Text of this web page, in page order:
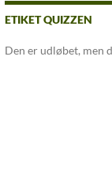
ETIKET QUIZZEN
Den er udløbet, men